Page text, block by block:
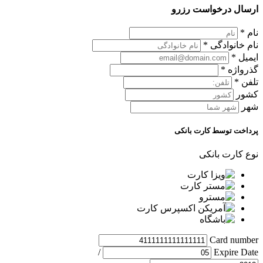
ارسال درخواست رزرو
نام *
نام خانوادگی *
ایمیل *
گذرواژه *
تلفن *
کشور
شهر
پرداخت توسط کارت بانکی
نوع کارت بانکی
Card number
Expire Date
/